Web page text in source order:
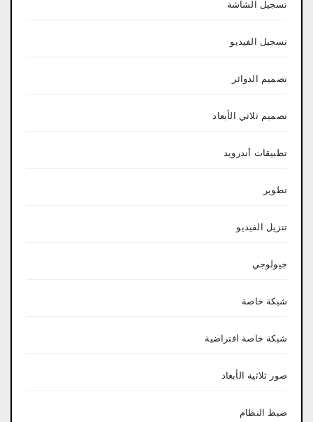
تسجيل الشاشة
تسجيل الفيديو
تصميم الدوائر
تصميم ثلاثي الأبعاد
تطبيقات أندرويد
تطوير
تنزيل الفيديو
جيولوجي
شبكة خاصة
شبكة خاصة افتراضية
صور ثلاثية الأبعاد
ضبط النظام